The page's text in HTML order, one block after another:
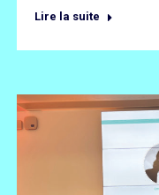
Lire la suite